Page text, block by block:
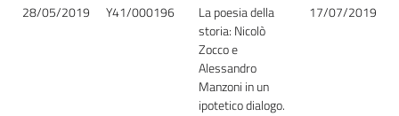
28/05/2019 Y41/000196
La poesia della
storia: Nicolò
Zocco e
Alessandro
Manzoni in un
ipotetico dialogo.
17/07/2019